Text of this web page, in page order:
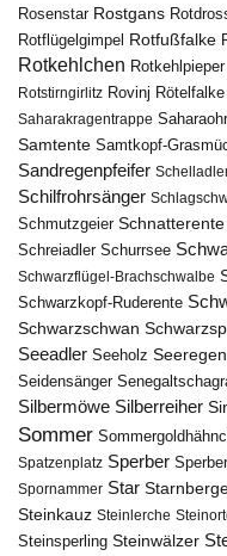
Rosenstar Rostgans
Rotflügelgimpel Rotfußfalke
Rotkehlchen Rotkehlpieper
Rotstirngirlitz Rovinj Rötelfalke
Saharakragentrappe
Samtente Samtkopf-
Sandregenpfeifer
Schilfrohrsänger
Schmutzgeier Schnatterente
Schreiadler Schurrsee
Schwarzflügel-Brachschwalbe
Schwarzkopf-Ruderente
Schwarzschwan
Seeadler Seeholz
Seidensänger
Silbermöwe Silberreiher
Sommer
Spatzenplatz Sperber
Spornammer Star
Steinkauz Steinlerche
Steinsperling Steinwälzer